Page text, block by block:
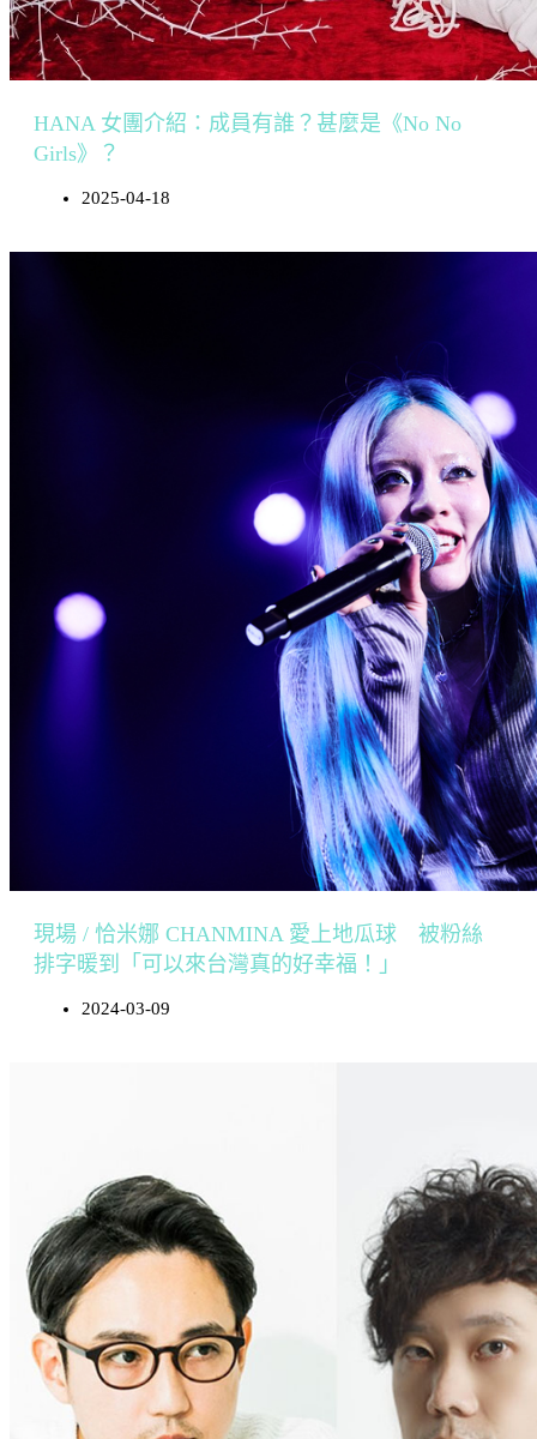
HANA 女團介紹：成員有誰？甚麼是《No No
Girls》？
2025-04-18
現場 / 恰米娜 CHANMINA 愛上地瓜球 被粉絲
排字暖到「可以來台灣真的好幸福！」
2024-03-09